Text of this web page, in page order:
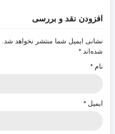
افزودن نقد و بررسی
نشانی ایمیل شما منتشر نخواهد شد.
شده‌اند *
نام *
ایمیل *